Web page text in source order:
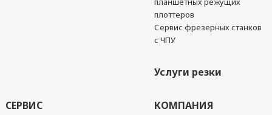
плоттеров
Сервис фрезерных станков
с ЧПУ
Услуги резки
СЕРВИС КОМПАНИЯ